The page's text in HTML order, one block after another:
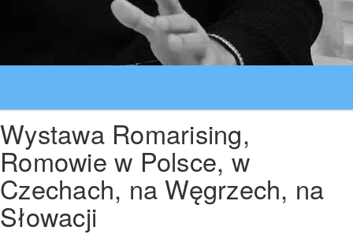
Wystawa Romarising,
Romowie w Polsce, w
Czechach, na Węgrzech, na
Słowacji